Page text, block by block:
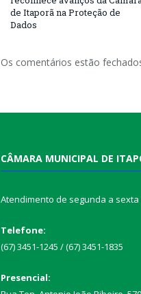
de Itaporã na Proteção de
Dados
Os comentários estão
CÂMARA MUNICIPAL DE
Atendimento de segunda a sexta
Telefone:
(67) 3451-1245 / (67) 3451-1835
Presencial: